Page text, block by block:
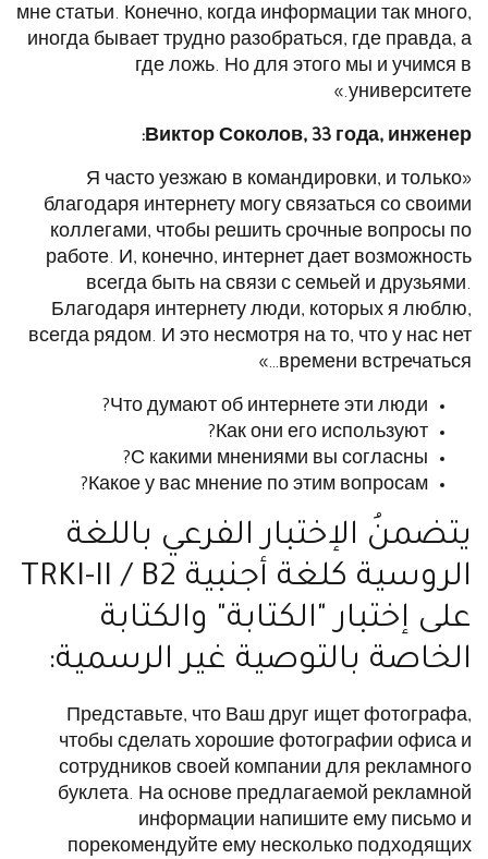
мне статьи. Конечно, когда информации так много,
иногда бывает трудно разобраться, где правда, а
где ложь. Но для этого мы и учимся в
университете.»
Виктор Соколов, 33 года, инженер:
«Я часто уезжаю в командировки, и только
благодаря интернету могу связаться со своими
коллегами, чтобы решить срочные вопросы по
работе. И, конечно, интернет дает возможность
всегда быть на связи с семьей и друзьями.
Благодаря интернету люди, которых я люблю,
всегда рядом. И это несмотря на то, что у нас нет
времени встречаться…»
Что думают об интернете эти люди?
Как они его используют?
С какими мнениями вы согласны?
Какое у вас мнение по этим вопросам?
يتضمنُ الإختبار الفرعي باللغة
الروسية كلغة أجنبية TRKI-II / B2
على إختبار "الكتابة" والكتابة
الخاصة بالتوصية غير الرسمية:
Представьте, что Ваш друг ищет фотографа,
чтобы сделать хорошие фотографии офиса и
сотрудников своей компании для рекламного
буклета. На основе предлагаемой рекламной
информации напишите ему письмо и
порекомендуйте ему несколько подходящих